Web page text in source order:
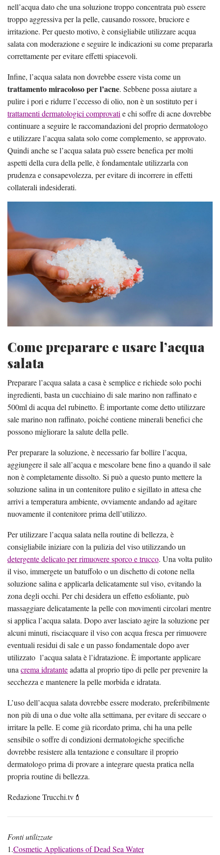
nell’acqua dato che una soluzione troppo concentrata può essere
troppo aggressiva per la pelle, causando rossore, bruciore e
irritazione. Per questo motivo, è consigliabile utilizzare acqua
salata con moderazione e seguire le indicazioni su come prepararla
correttamente per evitare effetti spiacevoli.
Infine, l’acqua salata non dovrebbe essere vista come un
trattamento miracoloso per l’acne. Sebbene possa aiutare a
pulire i pori e ridurre l’eccesso di olio, non è un sostituto per i
trattamenti dermatologici comprovati e chi soffre di acne dovrebbe
continuare a seguire le raccomandazioni del proprio dermatologo
e utilizzare l’acqua salata solo come complemento, se approvato.
Quindi anche se l’acqua salata può essere benefica per molti
aspetti della cura della pelle, è fondamentale utilizzarla con
prudenza e consapevolezza, per evitare di incorrere in effetti
collaterali indesiderati.
Come preparare e usare l’acqua
salata
Preparare l’acqua salata a casa è semplice e richiede solo pochi
ingredienti, basta un cucchiaino di sale marino non raffinato e
500ml di acqua del rubinetto. È importante come detto utilizzare
sale marino non raffinato, poiché contiene minerali benefici che
possono migliorare la salute della pelle.
Per preparare la soluzione, è necessario far bollire l’acqua,
aggiungere il sale all’acqua e mescolare bene fino a quando il sale
non è completamente dissolto. Si può a questo punto mettere la
soluzione salina in un contenitore pulito e sigillato in attesa che
arrivi a temperatura ambiente, ovviamente andando ad agitare
nuovamente il contenitore prima dell’utilizzo.
Per utilizzare l’acqua salata nella routine di bellezza, è
consigliabile iniziare con la pulizia del viso utilizzando un
detergente delicato per rimuovere sporco e trucco. Una volta pulito
il viso, immergete un batuffolo o un dischetto di cotone nella
soluzione salina e applicarla delicatamente sul viso, evitando la
zona degli occhi. Per chi desidera un effetto esfoliante, può
massaggiare delicatamente la pelle con movimenti circolari mentre
si applica l’acqua salata. Dopo aver lasciato agire la soluzione per
alcuni minuti, risciacquare il viso con acqua fresca per rimuovere
eventuali residui di sale e un passo fondamentale dopo aver
utilizzato l’acqua salata è l’idratazione. È importante applicare
unacrema idratanteadatta al proprio tipo di pelle per prevenire la
secchezza e mantenere la pelle morbida e idratata.
L’uso dell’acqua salata dovrebbe essere moderato, preferibilmente
non più di una o due volte alla settimana, per evitare di seccare o
irritare la pelle. E come già ricordato prima, chi ha una pelle
sensibile o soffre di condizioni dermatologiche specifiche
dovrebbe resistere alla tentazione e consultare il proprio
dermatologo prima di provare a integrare questa pratica nella
propria routine di bellezza.
Redazione Trucchi.tv💄
Fonti utilizzate
1.Cosmetic Applications of Dead Sea Water